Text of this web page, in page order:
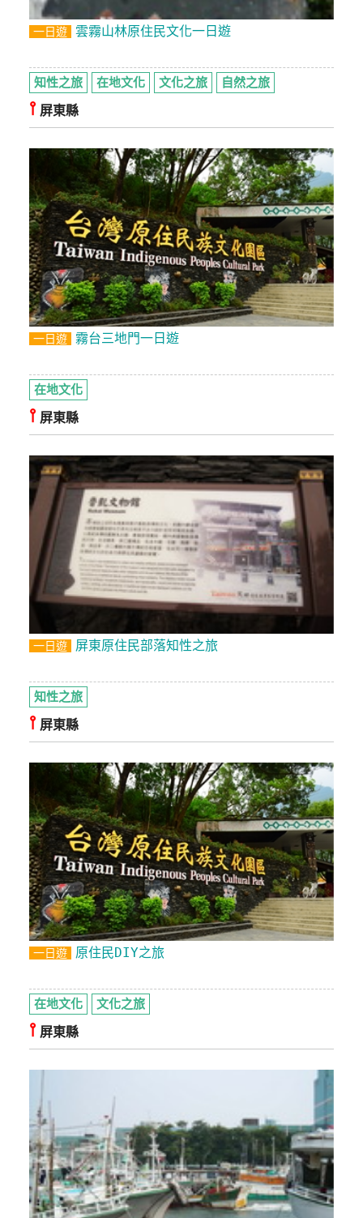
一日遊 雲霧山林原住民文化一日遊
知性之旅 在地文化 文化之旅 自然之旅
⫯ 屏東縣
一日遊 霧台三地門一日遊
在地文化
⫯ 屏東縣
一日遊 屏東原住民部落知性之旅
知性之旅
⫯ 屏東縣
一日遊 原住民DIY之旅
在地文化 文化之旅
⫯ 屏東縣